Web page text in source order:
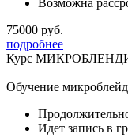
Возможна
75000 руб.
подробнее
Курс
Обучение
Идет запись в